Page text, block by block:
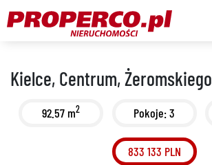
Kielce, Centrum, Żeromskiego
92.57 m2 Pokoje: 3
833 133 PLN